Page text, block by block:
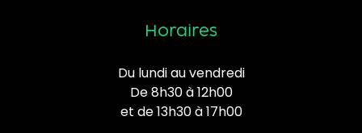
Horaires
Du lundi au vendredi
De 8h30 à 12h00
et de 13h30 à 17h00